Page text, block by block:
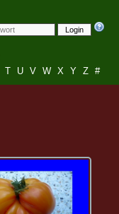
Login
T U V W X Y Z #